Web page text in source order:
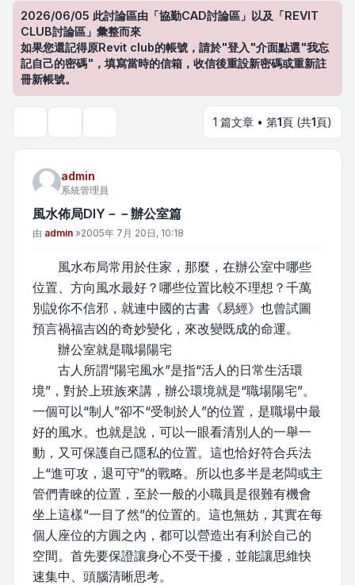
2026/06/05 此討論區由「協勤CAD討論區」以及「REVIT
CLUB討論區」彙整而來
如果您還記得原Revit club的帳號，請於"登入"介面點選"我忘
記自己的密碼"，填寫當時的信箱，收信後重設新密碼或重新註
冊新帳號。
1 篇文章 • 第1頁 (共1頁)
admin
系統管理員
風水佈局DIY－－辦公室篇
文章
由 admin »2005年 7月 20日, 10:18
風水布局常用於住家，那麼，在辦公室中哪些
位置、方向風水最好？哪些位置比較不理想？千萬
別說你不信邪，就連中國的古書《易經》也曾試圖
預言禍福吉凶的奇妙變化，來改變既成的命運。
辦公室就是職場陽宅
古人所謂“陽宅風水”是指“活人的日常生活環
境”，對於上班族來講，辦公環境就是“職場陽宅”。
一個可以“制人”卻不“受制於人”的位置，是職場中最
好的風水。也就是說，可以一眼看清別人的一舉一
動，又可保護自己隱私的位置。這也恰好符合兵法
上“進可攻，退可守”的戰略。所以也多半是老闆或主
管們青睞的位置，至於一般的小職員是很難有機會
坐上這樣“一目了然”的位置的。這也無妨，其實在每
個人座位的方圓之內，都可以營造出有利於自己的
空間。首先要保證讓身心不受干擾，並能讓思維快
速集中、頭腦清晰思考。